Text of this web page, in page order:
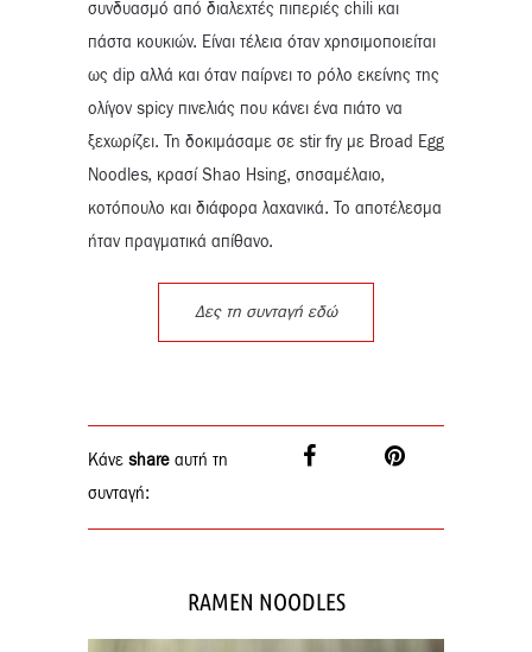
συνδυασμό από διαλεχτές πιπεριές chili και
πάστα κουκιών. Είναι τέλεια όταν χρησιμοποιείται
ως dip αλλά και όταν παίρνει το ρόλο εκείνης της
ολίγον spicy πινελιάς που κάνει ένα πιάτο να
ξεχωρίζει. Τη δοκιμάσαμε σε stir fry με Broad Egg
Noodles, κρασί Shao Hsing, σησαμέλαιο,
κοτόπουλο και διάφορα λαχανικά. Το αποτέλεσμα
ήταν πραγματικά απίθανο.
Δες τη συνταγή εδώ
Κάνε share αυτή τη
συνταγή:
RAMEN NOODLES